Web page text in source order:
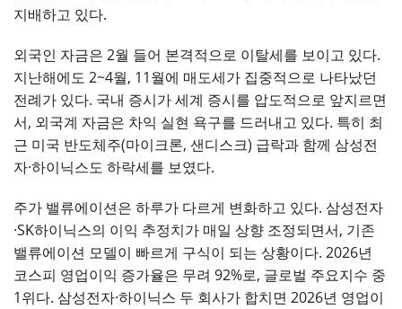
지배하고 있다.
외국인 자금은 2월 들어 본격적으로 이탈세를 보이고 있다.
지난해에도 2~4월, 11월에 매도세가 집중적으로 나타났던
전례가 있다. 국내 증시가 세계 증시를 압도적으로 앞지르면
서, 외국계 자금은 차익 실현 욕구를 드러내고 있다. 특히 최
근 미국 반도체주(마이크론, 샌디스크) 급락과 함께 삼성전
자·하이닉스도 하락세를 보였다.
주가 밸류에이션은 하루가 다르게 변화하고 있다. 삼성전자
·SK하이닉스의 이익 추정치가 매일 상향 조정되면서, 기존
밸류에이션 모델이 빠르게 구식이 되는 상황이다. 2026년
코스피 영업이익 증가율은 무려 92%로, 글로벌 주요지수 중
1위다. 삼성전자·하이닉스 두 회사가 합치면 2026년 영업이